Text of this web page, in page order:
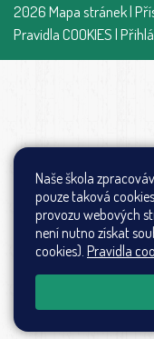
2026Mapa stránek|
Pravidla COOKIES|
Naše škola
pouze taková
provozu webových
není nutno získat
cookies). Pravidla